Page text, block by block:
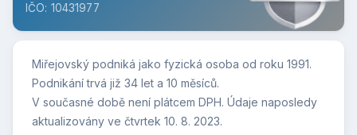
IČO: 10431977
Miřejovský podniká jako fyzická osoba od roku 1991.
Podnikání trvá již 34 let a 10 měsíců.
V současné době není plátcem DPH. Údaje naposledy
aktualizovány ve čtvrtek 10. 8. 2023.